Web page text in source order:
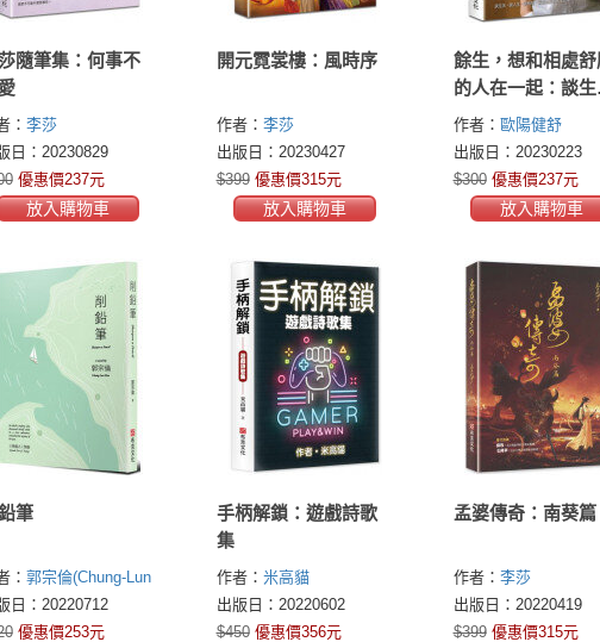
隨筆集：何事不
： 李莎
日：20230829
優惠價237元
放入購物車
開元霓裳樓：風時序
作者： 李莎
出版日：20230427
$399 優惠價315元
放入購物車
餘生，想和相處舒
的人在一起：談生
活，談人生，談格
局，歐陽健舒的人
哲學
作者： 歐陽健舒
出版日：20230223
$300 優惠價237元
放入購物車
筆
： 郭宗倫(Chung-Lun
日：20220712
優惠價253元
手柄解鎖：遊戲詩歌
集
作者： 米高貓
出版日：20220602
$450 優惠價356元
孟婆傳奇：南葵篇
作者： 李莎
出版日：20220419
$399 優惠價315元